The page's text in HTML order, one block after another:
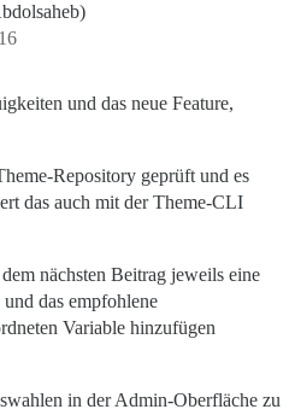
und das neue Feature,
Repository geprüft und es
das auch mit der Theme-CLI
nächsten Beitrag jeweils eine
das empfohlene
Variable hinzufügen
in der Admin-Oberfläche zu